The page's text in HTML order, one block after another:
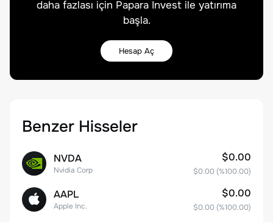
daha fazlası için Papara Invest ile yatırıma
başla.
Hesap Aç
Benzer Hisseler
NVDA
Nvidia Corp
$0.00
$0.00 (%100.00)
AAPL
Apple Inc.
$0.00
$0.00 (%100.00)